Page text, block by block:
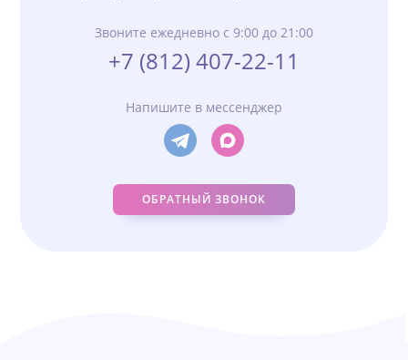
Звоните ежедневно с 9:00 до 21:00
+7 (812) 407-22-11
Напишите в мессенджер
ОБРАТНЫЙ ЗВОНОК